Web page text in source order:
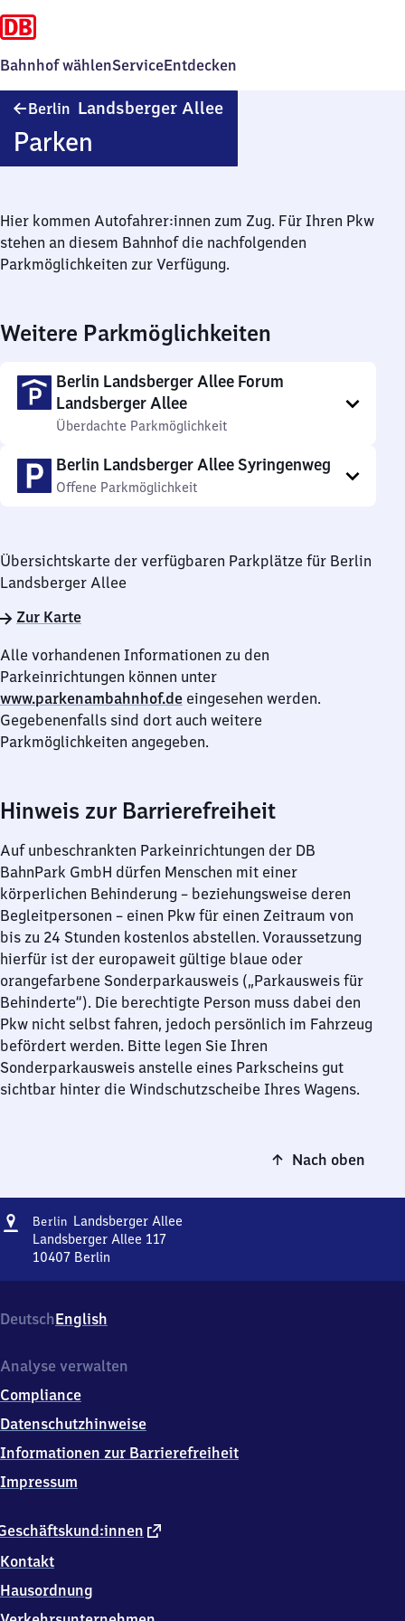
Bahnhof wählenServiceEntdecken
Berlin Landsberger Allee
Parken
Hier kommen Autofahrer:innen zum Zug. Für Ihren Pkw
stehen an diesem Bahnhof die nachfolgenden
Parkmöglichkeiten zur Verfügung.
Weitere Parkmöglichkeiten
Berlin Landsberger Allee Forum
Landsberger Allee
Überdachte Parkmöglichkeit
Berlin Landsberger Allee Syringenweg
Offene Parkmöglichkeit
Übersichtskarte der verfügbaren Parkplätze für Berlin
Landsberger Allee
Zur Karte
Alle vorhandenen Informationen zu den
Parkeinrichtungen können unter
www.parkenambahnhof.de eingesehen werden.
Gegebenenfalls sind dort auch weitere
Parkmöglichkeiten angegeben.
Hinweis zur Barrierefreiheit
Auf unbeschrankten Parkeinrichtungen der DB
BahnPark GmbH dürfen Menschen mit einer
körperlichen Behinderung – beziehungsweise deren
Begleitpersonen – einen Pkw für einen Zeitraum von
bis zu 24 Stunden kostenlos abstellen. Voraussetzung
hierfür ist der europaweit gültige blaue oder
orangefarbene Sonderparkausweis („Parkausweis für
Behinderte“). Die berechtigte Person muss dabei den
Pkw nicht selbst fahren, jedoch persönlich im Fahrzeug
befördert werden. Bitte legen Sie Ihren
Sonderparkausweis anstelle eines Parkscheins gut
sichtbar hinter die Windschutzscheibe Ihres Wagens.
Nach oben
Adresse
Berlin Landsberger AlleeBerlin
Landsberger Allee 117
10407 Berlin
Allee,
Landsberger
117,
0
4
7
Berlin
DeutschEnglish
externer
Kontakt
Hausordnung
Analyse verwalten
Compliance
Datenschutzhinweise
Informationen zur Barrierefreiheit
Impressum